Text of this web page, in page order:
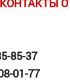
КОНТАКТЫ
85-37
01-77